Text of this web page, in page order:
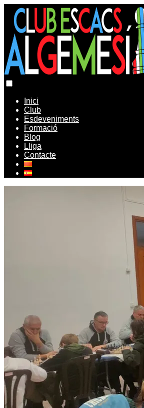
Inici
Club
Esdeveniments
Formació
Blog
Lliga
Contacte